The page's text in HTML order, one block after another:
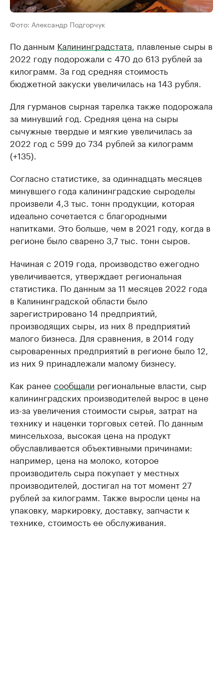
Фото: Александр Подгорчук
По данным Калининградстата , плавленые сыры в
2022 году подорожали с 470 до 613 рублей за
килограмм. За год средняя стоимость
бюджетной закуски увеличилась на 143 рубля.
Для гурманов сырная тарелка также подорожала
за минувший год. Средняя цена на сыры
сычужные твердые и мягкие увеличилась за
2022 год с 599 до 734 рублей за килограмм
(+135).
Согласно статистике, за одиннадцать месяцев
минувшего года калининградские сыроделы
произвели 4,3 тыс. тонн продукции, которая
идеально сочетается с благородными
напитками. Это больше, чем в 2021 году, когда в
регионе было сварено 3,7 тыс. тонн сыров.
Начиная с 2019 года, производство ежегодно
увеличивается, утверждает региональная
статистика. По данным за 11 месяцев 2022 года
в Калининградской области было
зарегистрировано 14 предприятий,
производящих сыры, из них 8 предприятий
малого бизнеса. Для сравнения, в 2014 году
сыроваренных предприятий в регионе было 12,
из них 9 принадлежали малому бизнесу.
Как ранее сообщали региональные власти, сыр
калининградских производителей вырос в цене
из-за увеличения стоимости сырья, затрат на
технику и наценки торговых сетей. По данным
минсельхоза, высокая цена на продукт
обуславливается объективными причинами:
например, цена на молоко, которое
производитель сыра покупает у местных
производителей, достигал на тот момент 27
рублей за килограмм. Также выросли цены на
упаковку, маркировку, доставку, запчасти к
технике, стоимость ее обслуживания.